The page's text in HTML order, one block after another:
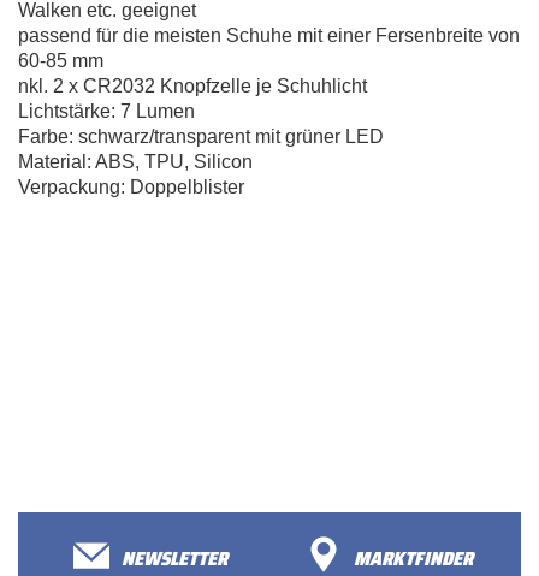
Walken etc. geeignet
passend für die meisten Schuhe mit einer Fersenbreite von
60-85 mm
nkl. 2 x CR2032 Knopfzelle je Schuhlicht
Lichtstärke: 7 Lumen
Farbe: schwarz/transparent mit grüner LED
Material: ABS, TPU, Silicon
Verpackung: Doppelblister
NEWSLETTER
MARKTFINDER